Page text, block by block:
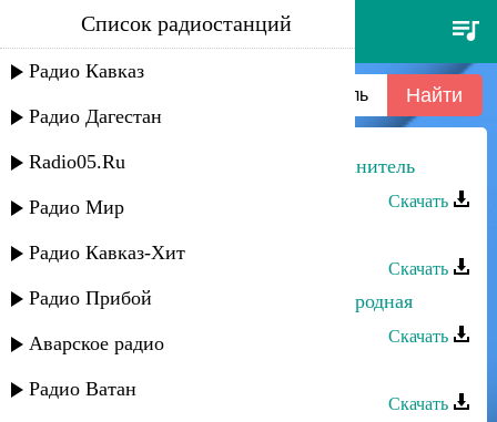
асият муслимова - мой ангел-
хранитель
Список радиостанций
Радио Кавказ
Радио Дагестан
Radio05.Ru
Радио Мир
Радио Кавказ-Хит
Радио Прибой
Аварское радио
Радио Ватан
Асият Муслимова - Мой ангел-хранитель
Скачать
Скачать
Асият Муслимова - Аштынская народная
Скачать
Скачать